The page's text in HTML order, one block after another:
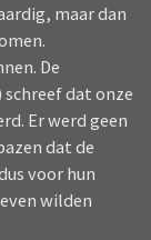
maar dan
De
schreef dat onze
Er werd geen
dat de
voor hun
wilden